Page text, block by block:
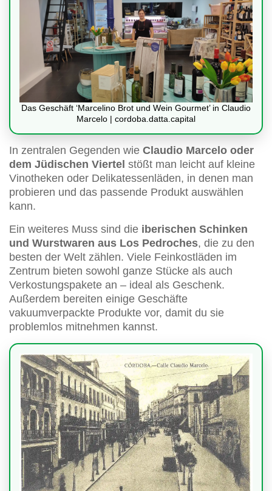
Das Geschäft ‘Marcelino Brot und Wein Gourmet’ in Claudio
Marcelo | cordoba.datta.capital
In zentralen Gegenden wie Claudio Marcelo oder
dem Jüdischen Viertel stößt man leicht auf kleine
Vinotheken oder Delikatessenläden, in denen man
probieren und das passende Produkt auswählen
kann.
Ein weiteres Muss sind die iberischen Schinken
und Wurstwaren aus Los Pedroches, die zu den
besten der Welt zählen. Viele Feinkostläden im
Zentrum bieten sowohl ganze Stücke als auch
Verkostungspakete an – ideal als Geschenk.
Außerdem bereiten einige Geschäfte
vakuumverpackte Produkte vor, damit du sie
problemlos mitnehmen kannst.